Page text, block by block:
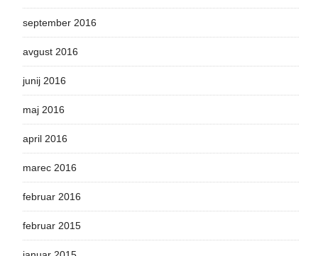
september 2016
avgust 2016
junij 2016
maj 2016
april 2016
marec 2016
februar 2016
februar 2015